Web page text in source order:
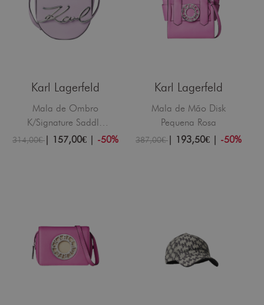
Karl Lagerfeld
Mala de Ombro
K/Signature Saddle
Pequena Lilás
314,00€| 157,00€ | -50%
Karl Lagerfeld
Mala de Mão Disk
Pequena Rosa
387,00€| 193,50€ | -50%